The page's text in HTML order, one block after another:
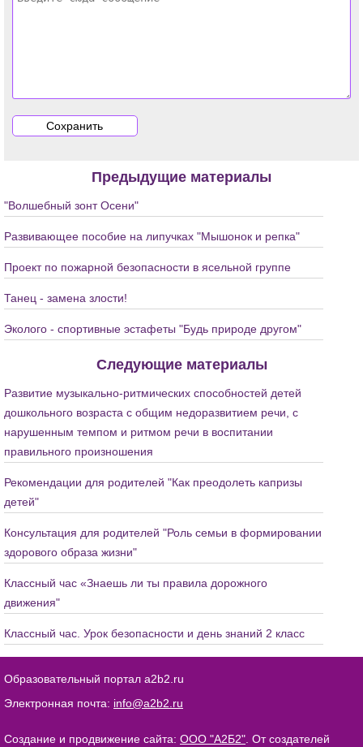
Предыдущие материалы
"Волшебный зонт Осени"
Развивающее пособие на липучках "Мышонок и репка"
Проект по пожарной безопасности в ясельной группе
Танец - замена злости!
Эколого - спортивные эстафеты "Будь природе другом"
Следующие материалы
Развитие музыкально-ритмических способностей детей
дошкольного возраста с общим недоразвитием речи, с
нарушенным темпом и ритмом речи в воспитании
правильного произношения
Рекомендации для родителей "Как преодолеть капризы
детей"
Консультация для родителей "Роль семьи в формировании
здорового образа жизни"
Классный час «Знаешь ли ты правила дорожного
движения"
Классный час. Урок безопасности и день знаний 2 класс
Образовательный портал a2b2.ru
Электронная почта: info@a2b2.ru
Создание и продвижение сайта: ООО "А2Б2" . От создателей